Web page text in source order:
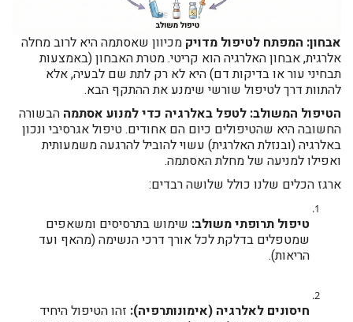
אבחון: המפתח לטיפול מדויק מכיוון שאסתמה היא לרוב מחלה
אלרגית, אבחון האלרגיה הוא קריטי. מטרת האבחון (באמצעות
תבחיני עור או בדיקות דם) היא לא רק לתת שם לבעיה, אלא
להתוות דרך לטיפול שורשי שימנע את ההתקף הבא.
הטיפול המשולב: לטפל באלרגיה כדי למנוע אסתמה הבשורה
החשובה היא שהטיפולים כיום הם אחודים. טיפול אגרסיבי ונכון
באלרגיה (ובנזלת האלרגית) עשוי להוביל להרגעה משמעותית
ואפילו למניעה של מחלת האסתמה.
ארגז הכלים שלנו כולל שלושה רבדים:
טיפול תרופתי משולב: שימוש בתרסיסים ומשאפים
שמטפלים בדלקת לכל אורך דרכי הנשימה (מהאף ועד
הריאות).
חיסונים לאלרגיה (אימונותרפיה): זהו הטיפול היחיד